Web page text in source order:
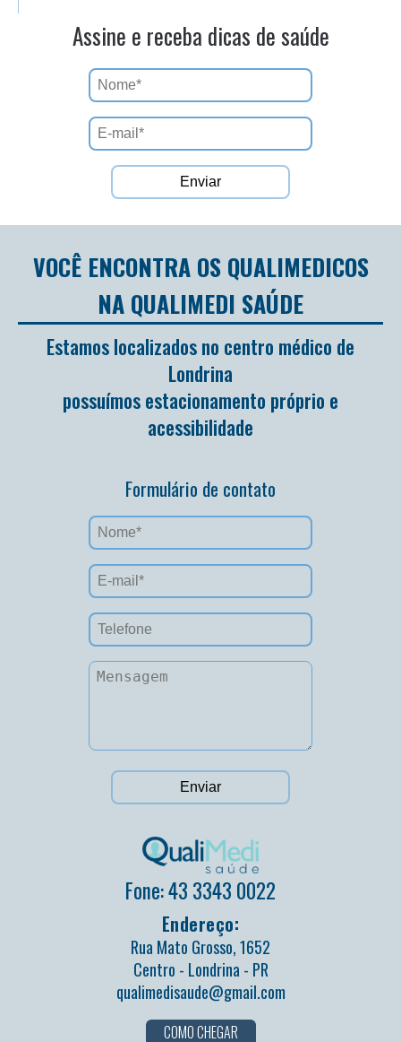
Assine e receba dicas de saúde
VOCÊ ENCONTRA OS QUALIMEDICOS
NA QUALIMEDI SAÚDE
Estamos localizados no centro médico de
Londrina
possuímos estacionamento próprio e
acessibilidade
Formulário de contato
Fone: 43 3343 0022
Endereço:
Rua Mato Grosso, 1652
Centro - Londrina - PR
qualimedisaude@gmail.com
COMO CHEGAR